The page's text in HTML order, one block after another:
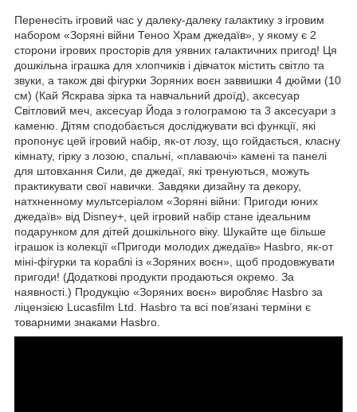
Перенесіть ігровий час у далеку-далеку галактику з ігровим
набором «Зоряні війни Теноо Храм джедаїв», у якому є 2
сторони ігрових просторів для уявних галактичних пригод! Ця
дошкільна іграшка для хлопчиків і дівчаток містить світло та
звуки, а також дві фігурки Зоряних воєн заввишки 4 дюйми (10
см) (Кай Яскрава зірка та навчальний дроїд), аксесуар
Світловий меч, аксесуар Йода з голограмою та 3 аксесуари з
каменю. Дітям сподобається досліджувати всі функції, які
пропонує цей ігровий набір, як-от лозу, що гойдається, класну
кімнату, гірку з лозою, спальні, «плаваючі» камені та панелі
для штовхання Сили, де джедаї, які тренуються, можуть
практикувати свої навички. Завдяки дизайну та декору,
натхненному мультсеріалом «Зоряні війни: Пригоди юних
джедаїв» від Disney+, цей ігровий набір стане ідеальним
подарунком для дітей дошкільного віку. Шукайте ще більше
іграшок із колекції «Пригоди молодих джедаїв» Hasbro, як-от
міні-фігурки та кораблі із «Зоряних воєн», щоб продовжувати
пригоди! (Додаткові продукти продаються окремо. За
наявності.) Продукцію «Зоряних воєн» виробляє Hasbro за
ліцензією Lucasfilm Ltd. Hasbro та всі пов’язані терміни є
товарними знаками Hasbro.